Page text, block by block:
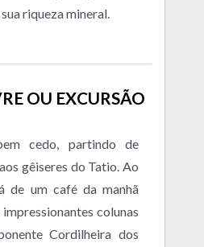
riqueza mineral.
OU EXCURSÃO
cedo, partindo de
gêiseres do Tatio. Ao
de um café da manhã
colunas
Cordilheira dos